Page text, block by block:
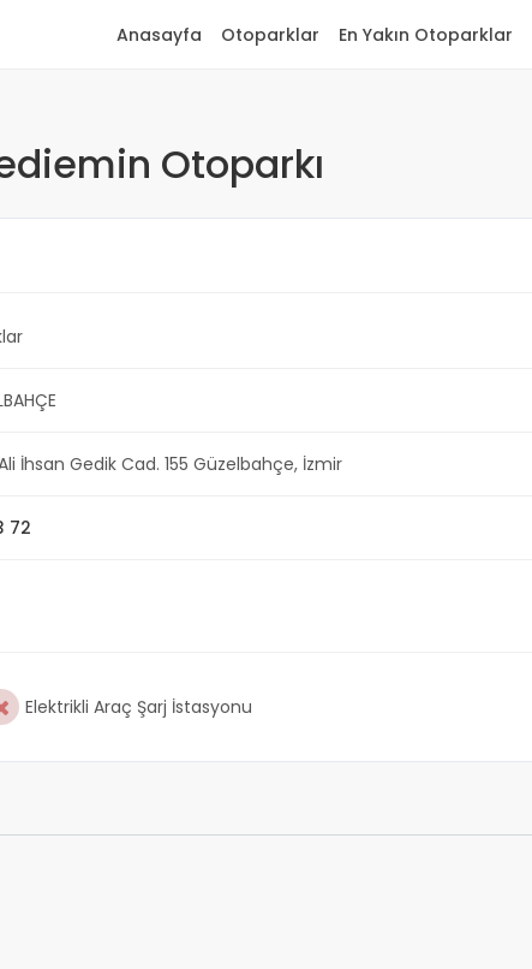
Anasayfa Otoparklar En Yakın Otoparklar
Otoparkı
İhsan Gedik Cad. 155 Güzelbahçe, İzmir
72
Elektrikli Araç Şarj İstasyonu